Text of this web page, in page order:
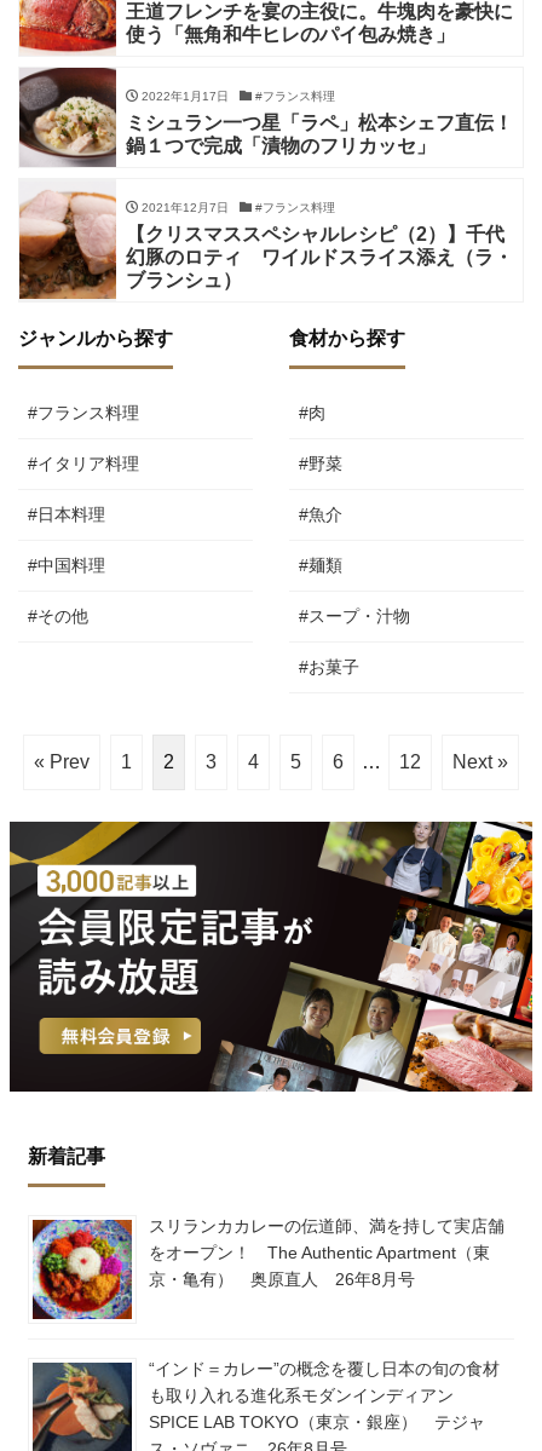
王道フレンチを宴の主役に。牛塊肉を豪快に
使う「無角和牛ヒレのパイ包み焼き」
2022年1月17日 #フランス料理
ミシュラン一つ星「ラペ」松本シェフ直伝！
鍋１つで完成「漬物のフリカッセ」
2021年12月7日 #フランス料理
【クリスマススペシャルレシピ（2）】千代
幻豚のロティ ワイルドスライス添え（ラ・
ブランシュ）
ジャンルから探す
#フランス料理
#イタリア料理
#日本料理
#中国料理
#その他
食材から探す
#肉
#野菜
#魚介
#麺類
#スープ・汁物
#お菓子
« Prev 1 2 3 4 5 6 … 12 Next »
新着記事
スリランカカレーの伝道師、満を持して実店舗
をオープン！ The Authentic Apartment（東
京・亀有） 奥原直人 26年8月号
“インド＝カレー”の概念を覆し日本の旬の食材
も取り入れる進化系モダンインディアン
SPICE LAB TOKYO（東京・銀座） テジャ